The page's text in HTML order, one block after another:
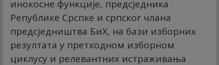
инокосне функције, предсједника
Републике Срспке и српског члана
предсједништва БиХ, на бази изборних
резултата у претходном изборном
циклусу и релевантних истраживања